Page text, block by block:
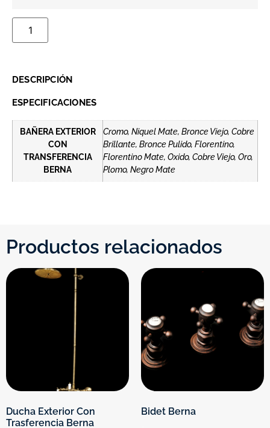
DESCRIPCIÓN
ESPECIFICACIONES
BAÑERA EXTERIOR
CON
TRANSFERENCIA
BERNA
Cromo, Niquel Mate, Bronce Viejo, Cobre
Brillante, Bronce Pulido, Florentino,
Florentino Mate, Oxido, Cobre Viejo, Oro,
Plomo, Negro Mate
Productos relacionados
Ducha Exterior Con
Trasferencia Berna
Bidet Berna